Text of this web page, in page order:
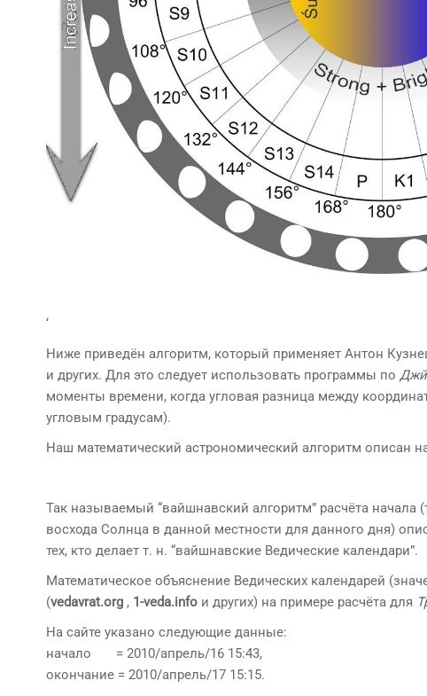
‘
Ниже приведён алгоритм, который применяет Антон
и других. Для это следует использовать программы по
моменты времени, когда угловая разница между
угловым градусам).
Наш математический астрономический алгоритм описан
Так называемый “вайшнавский алгоритм” расчёта начала
восхода Солнца в данной местности для данного дня)
тех, кто делает т. н. “вайшнавские Ведические календари”.
Математическое объяснение Ведических календарей
(vedavrat.org , 1-veda.info и других) на примере расчёта для
На сайте указано следующие данные:
начало = 2010/апрель/16 15:43,
окончание = 2010/апрель/17 15:15.